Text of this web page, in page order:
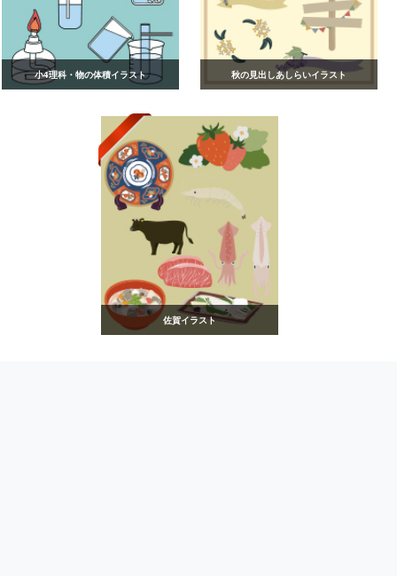
小4理科・物の体積イラスト 秋の見出しあしらいイラスト
佐賀イラスト